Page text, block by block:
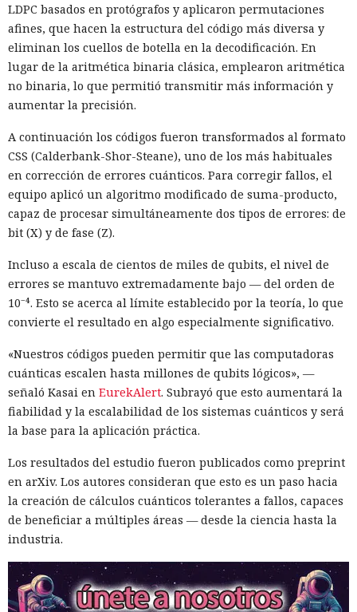
LDPC basados en protógrafos y aplicaron permutaciones
afines, que hacen la estructura del código más diversa y
eliminan los cuellos de botella en la decodificación. En
lugar de la aritmética binaria clásica, emplearon aritmética
no binaria, lo que permitió transmitir más información y
aumentar la precisión.
A continuación los códigos fueron transformados al formato
CSS (Calderbank-Shor-Steane), uno de los más habituales
en corrección de errores cuánticos. Para corregir fallos, el
equipo aplicó un algoritmo modificado de suma-producto,
capaz de procesar simultáneamente dos tipos de errores: de
bit (X) y de fase (Z).
Incluso a escala de cientos de miles de qubits, el nivel de
errores se mantuvo extremadamente bajo — del orden de
10⁻⁴. Esto se acerca al límite establecido por la teoría, lo que
convierte el resultado en algo especialmente significativo.
«Nuestros códigos pueden permitir que las computadoras
cuánticas escalen hasta millones de qubits lógicos», —
señaló Kasai en EurekAlert. Subrayó que esto aumentará la
fiabilidad y la escalabilidad de los sistemas cuánticos y será
la base para la aplicación práctica.
Los resultados del estudio fueron publicados como preprint
en arXiv. Los autores consideran que esto es un paso hacia
la creación de cálculos cuánticos tolerantes a fallos, capaces
de beneficiar a múltiples áreas — desde la ciencia hasta la
industria.